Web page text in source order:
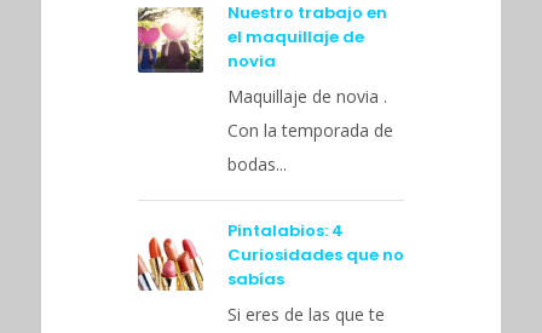
Nuestro trabajo en
el maquillaje de
novia
Maquillaje de novia .
Con la temporada de
bodas...
Pintalabios: 4
Curiosidades que no
sabías
Si eres de las que te